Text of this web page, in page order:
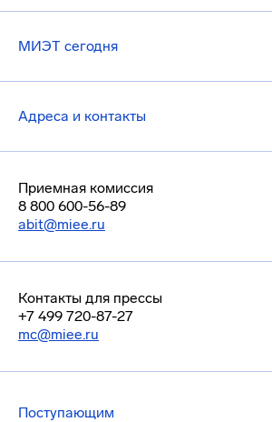
МИЭТ сегодня
Адреса и контакты
Приемная комиссия
8 800 600-56-89
abit@miee.ru
Контакты для прессы
+7 499 720-87-27
mc@miee.ru
Поступающим